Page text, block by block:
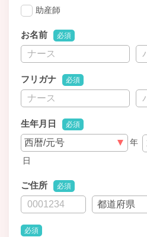
助産師
お名前 必須
フリガナ 必須
生年月日 必須
年
日
ご住所 必須
必須